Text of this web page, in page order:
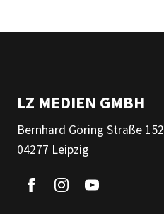
LZ MEDIEN GMBH
Bernhard Göring Straße 152
04277 Leipzig